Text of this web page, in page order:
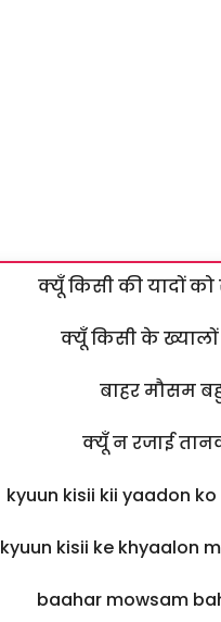
क्यूँ किसी की यादों को
क्यूँ किसी के
बाहर मौसम
क्यूँ न रजाई
kyuun kisii kii yaadon
kyuun kisii ke khyaalon
baahar mowsam